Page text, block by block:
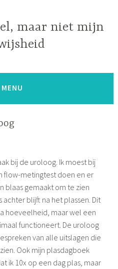
maar niet mijn
MENU
bij de uroloog. Ik moest bij
flow-metingtest doen en er
blaas gemaakt om te zien
blijft na het plassen. Dit
hoeveelheid, maar wel een
functioneert. De uroloog
van alle uitslagen die
Ook mijn plasdagboek
ik 10x op een dag plas, maar